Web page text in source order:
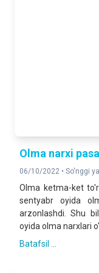
105,1
2025-
128,8
2025-
Olma narxi
06/10/2022 • So'nggi
Olma ketma-ket
sentyabr oyida
arzonlashdi. Shu
oyida olma narxlari
Batafsil ...